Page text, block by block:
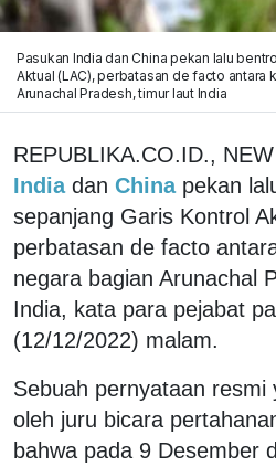
Pasukan India dan China pekan lalu
Aktual (LAC), perbatasan de facto antara
Arunachal Pradesh, timur laut India
REPUBLIKA.CO.ID.,
India dan China pekan
sepanjang Garis Kontrol
perbatasan de facto
negara bagian Arunachal
India, kata para pejabat
(12/12/2022) malam.
Sebuah pernyataan resmi
oleh juru bicara
bahwa pada 9 Desember